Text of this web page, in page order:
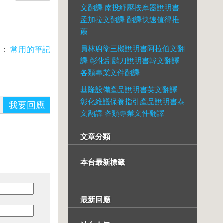
常用的筆記
我要回應
文翻譯 南投紓壓按摩器說明書
孟加拉文翻譯 翻譯快速值得推
薦
員林廚衛三機說明書阿拉伯文翻
譯 彰化刮鬍刀說明書韓文翻譯
各類專業文件翻譯
基隆設備產品說明書英文翻譯
彰化維護保養指引產品說明書泰
文翻譯 各類專業文件翻譯
文章分類
本台最新標籤
最新回應